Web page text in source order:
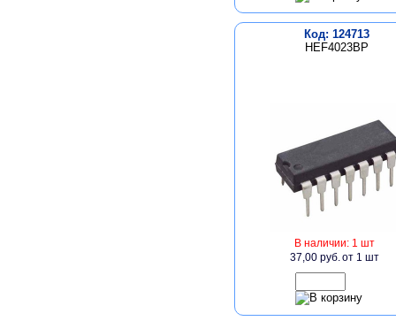
Код: 124713
HEF4023BP
В наличии: 1 шт
37,00 руб.от 1 шт